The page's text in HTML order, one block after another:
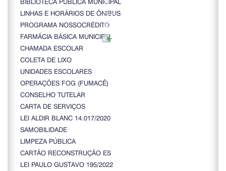
LINHAS E HORÁRIOS DE ÔNIBUS
PROGRAMA NOSSOCRÉDITO
FARMÁCIA BÁSICA MUNICIPAL
CHAMADA ESCOLAR
COLETA DE LIXO
UNIDADES ESCOLARES
OPERAÇÕES FOG (FUMACÊ)
CONSELHO TUTELAR
CARTA DE SERVIÇOS
LEI ALDIR BLANC 14.017/2020
SAMOBILIDADE
LIMPEZA PÚBLICA
CARTÃO RECONSTRUÇÃO ES
LEI PAULO GUSTAVO 195/2022